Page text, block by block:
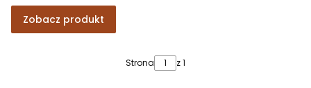
Zobacz produkt
Strona z 1